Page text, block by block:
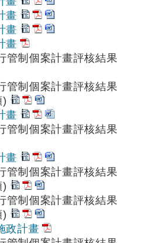
畫
畫
畫
管制個案計畫評核結果
管制個案計畫評核結果
)
畫
管制個案計畫評核結果
畫
管制個案計畫評核結果
)
管制個案計畫評核結果
)
政計畫